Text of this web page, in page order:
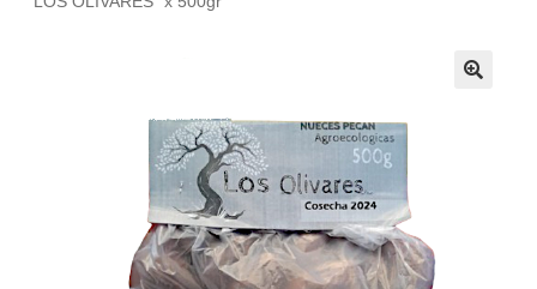
Preguntas Frecuentes
Receso de verano